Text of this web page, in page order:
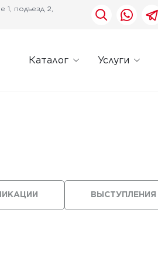
1, подъезд 2,
Каталог Услуги
ВЫСТУПЛЕНИЯ